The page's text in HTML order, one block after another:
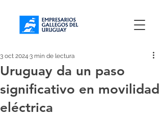
Uruguay da un paso
significativo en movilidad
eléctrica
3 oct 2024 3 min de lectura